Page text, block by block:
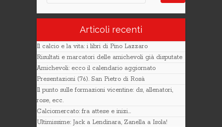
Articoli recenti
Il calcio e la vita: i libri di Pino Lazzaro
Risultati e marcatori delle amichevoli già disputate
Amichevoli: ecco il calendario aggiornato
Presentazioni (76). San Pietro di Rosà
Il punto sulle formazioni vicentine: ds, allenatori,
rose, ecc.
Calciomercato: fra attese e inizi…
Ultimissime: Jack a Lendinara, Zanella a Isola!